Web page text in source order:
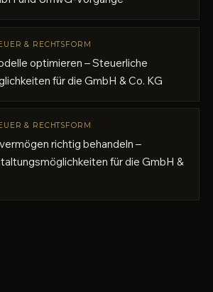
& RECHTSFORM
optimieren – Steuerliche
für die GmbH & Co. KG
& RECHTSFORM
richtig behandeln –
für die GmbH &